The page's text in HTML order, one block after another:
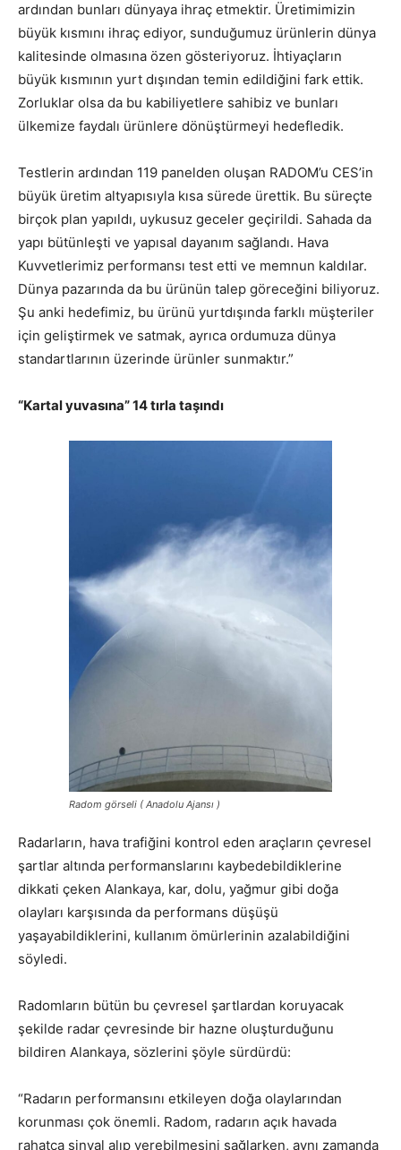
ardından bunları dünyaya ihraç etmektir. Üretimimizin
büyük kısmını ihraç ediyor, sunduğumuz ürünlerin dünya
kalitesinde olmasına özen gösteriyoruz. İhtiyaçların
büyük kısmının yurt dışından temin edildiğini fark ettik.
Zorluklar olsa da bu kabiliyetlere sahibiz ve bunları
ülkemize faydalı ürünlere dönüştürmeyi hedefledik.
Testlerin ardından 119 panelden oluşan RADOM’u CES’in
büyük üretim altyapısıyla kısa sürede ürettik. Bu süreçte
birçok plan yapıldı, uykusuz geceler geçirildi. Sahada da
yapı bütünleşti ve yapısal dayanım sağlandı. Hava
Kuvvetlerimiz performansı test etti ve memnun kaldılar.
Dünya pazarında da bu ürünün talep göreceğini biliyoruz.
Şu anki hedefimiz, bu ürünü yurtdışında farklı müşteriler
için geliştirmek ve satmak, ayrıca ordumuza dünya
standartlarının üzerinde ürünler sunmaktır.”
“Kartal yuvasına” 14 tırla taşındı
Radom görseli ( Anadolu Ajansı )
Radarların, hava trafiğini kontrol eden araçların çevresel
şartlar altında performanslarını kaybedebildiklerine
dikkati çeken Alankaya, kar, dolu, yağmur gibi doğa
olayları karşısında da performans düşüşü
yaşayabildiklerini, kullanım ömürlerinin azalabildiğini
söyledi.
Radomların bütün bu çevresel şartlardan koruyacak
şekilde radar çevresinde bir hazne oluşturduğunu
bildiren Alankaya, sözlerini şöyle sürdürdü:
“Radarın performansını etkileyen doğa olaylarından
korunması çok önemli. Radom, radarın açık havada
rahatça sinyal alıp verebilmesini sağlarken, aynı zamanda